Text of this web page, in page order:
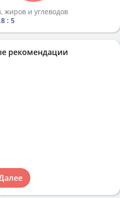
жиров и углеводов
: 5
рекомендации